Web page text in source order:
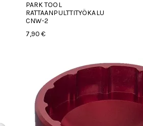
PARK TOOL
RATTAANPULTTITYÖKALU
CNW-2
7,90 €